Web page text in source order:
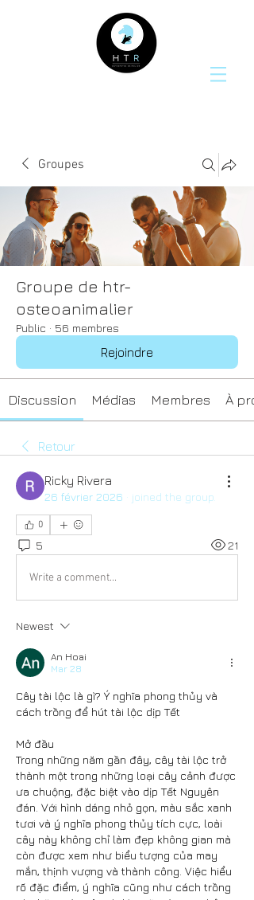
Groupes
Groupe de htr-
osteoanimalier
Public · 56 membres
Rejoindre
Discussion Médias Membres À
Retour
Ricky Rivera
26 février 2026 · joined the group.
0
5 21
Write a comment...
Newest
An Hoai
Mar 28
Cây tài lộc là gì? Ý nghĩa phong thủy và
cách trồng để hút tài lộc dịp Tết
Mở đầu
Trong những năm gần đây, cây tài lộc trở
thành một trong những loại cây cảnh được
ưa chuộng, đặc biệt vào dịp Tết Nguyên
đán. Với hình dáng nhỏ gọn, màu sắc xanh
tươi và ý nghĩa phong thủy tích cực, loài
cây này không chỉ làm đẹp không gian mà
còn được xem như biểu tượng của may
mắn, thịnh vượng và thành công. Việc hiểu
rõ đặc điểm, ý nghĩa cũng như cách trồng